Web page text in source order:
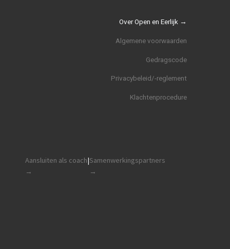
Over Open en Eerlijk →
Algemene voorwaarden
Gedragscode
Privacybeleid/-reglement
Klachtenprocedure
Aansluiten als coach
→
|Samenwerkingspartners
→